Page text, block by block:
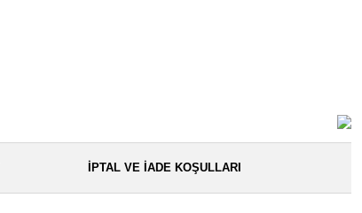
İPTAL VE İADE KOŞULLARI